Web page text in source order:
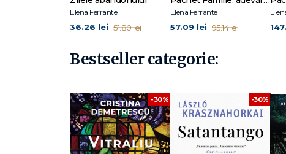
Cred că un cititor adevărat nu caută chipul fragil al
Elena Ferrante
36.26 lei 51.80 lei
Elena Ferrante
57.09 lei 95.14 lei
Bestseller categorie:
-30% -30%